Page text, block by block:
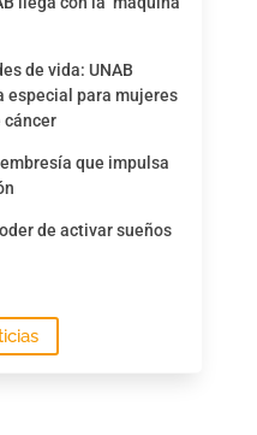
de vida: UNAB
especial para mujeres
cáncer
que impulsa
de activar sueños